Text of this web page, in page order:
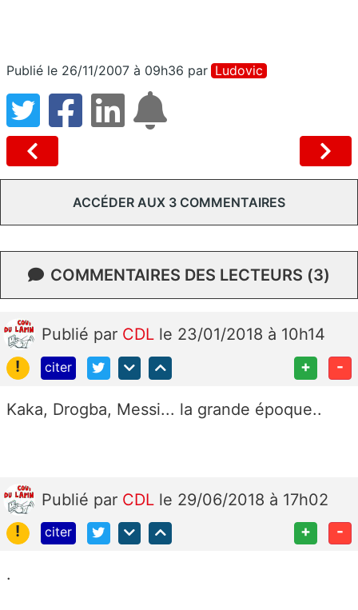
Publié le 26/11/2007 à 09h36 par Ludovic
ACCÉDER AUX 3 COMMENTAIRES
COMMENTAIRES DES LECTEURS (3)
Publié par CDL le 23/01/2018 à 10h14
!
citer + -
Kaka, Drogba, Messi... la grande époque..
Publié par CDL le 29/06/2018 à 17h02
!
citer + -
.